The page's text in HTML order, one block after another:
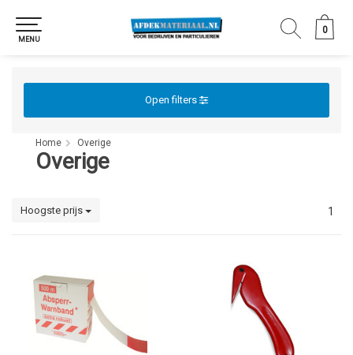
0
0
MENU
Open filters
Home Overige
Overige
Hoogste prijs 1